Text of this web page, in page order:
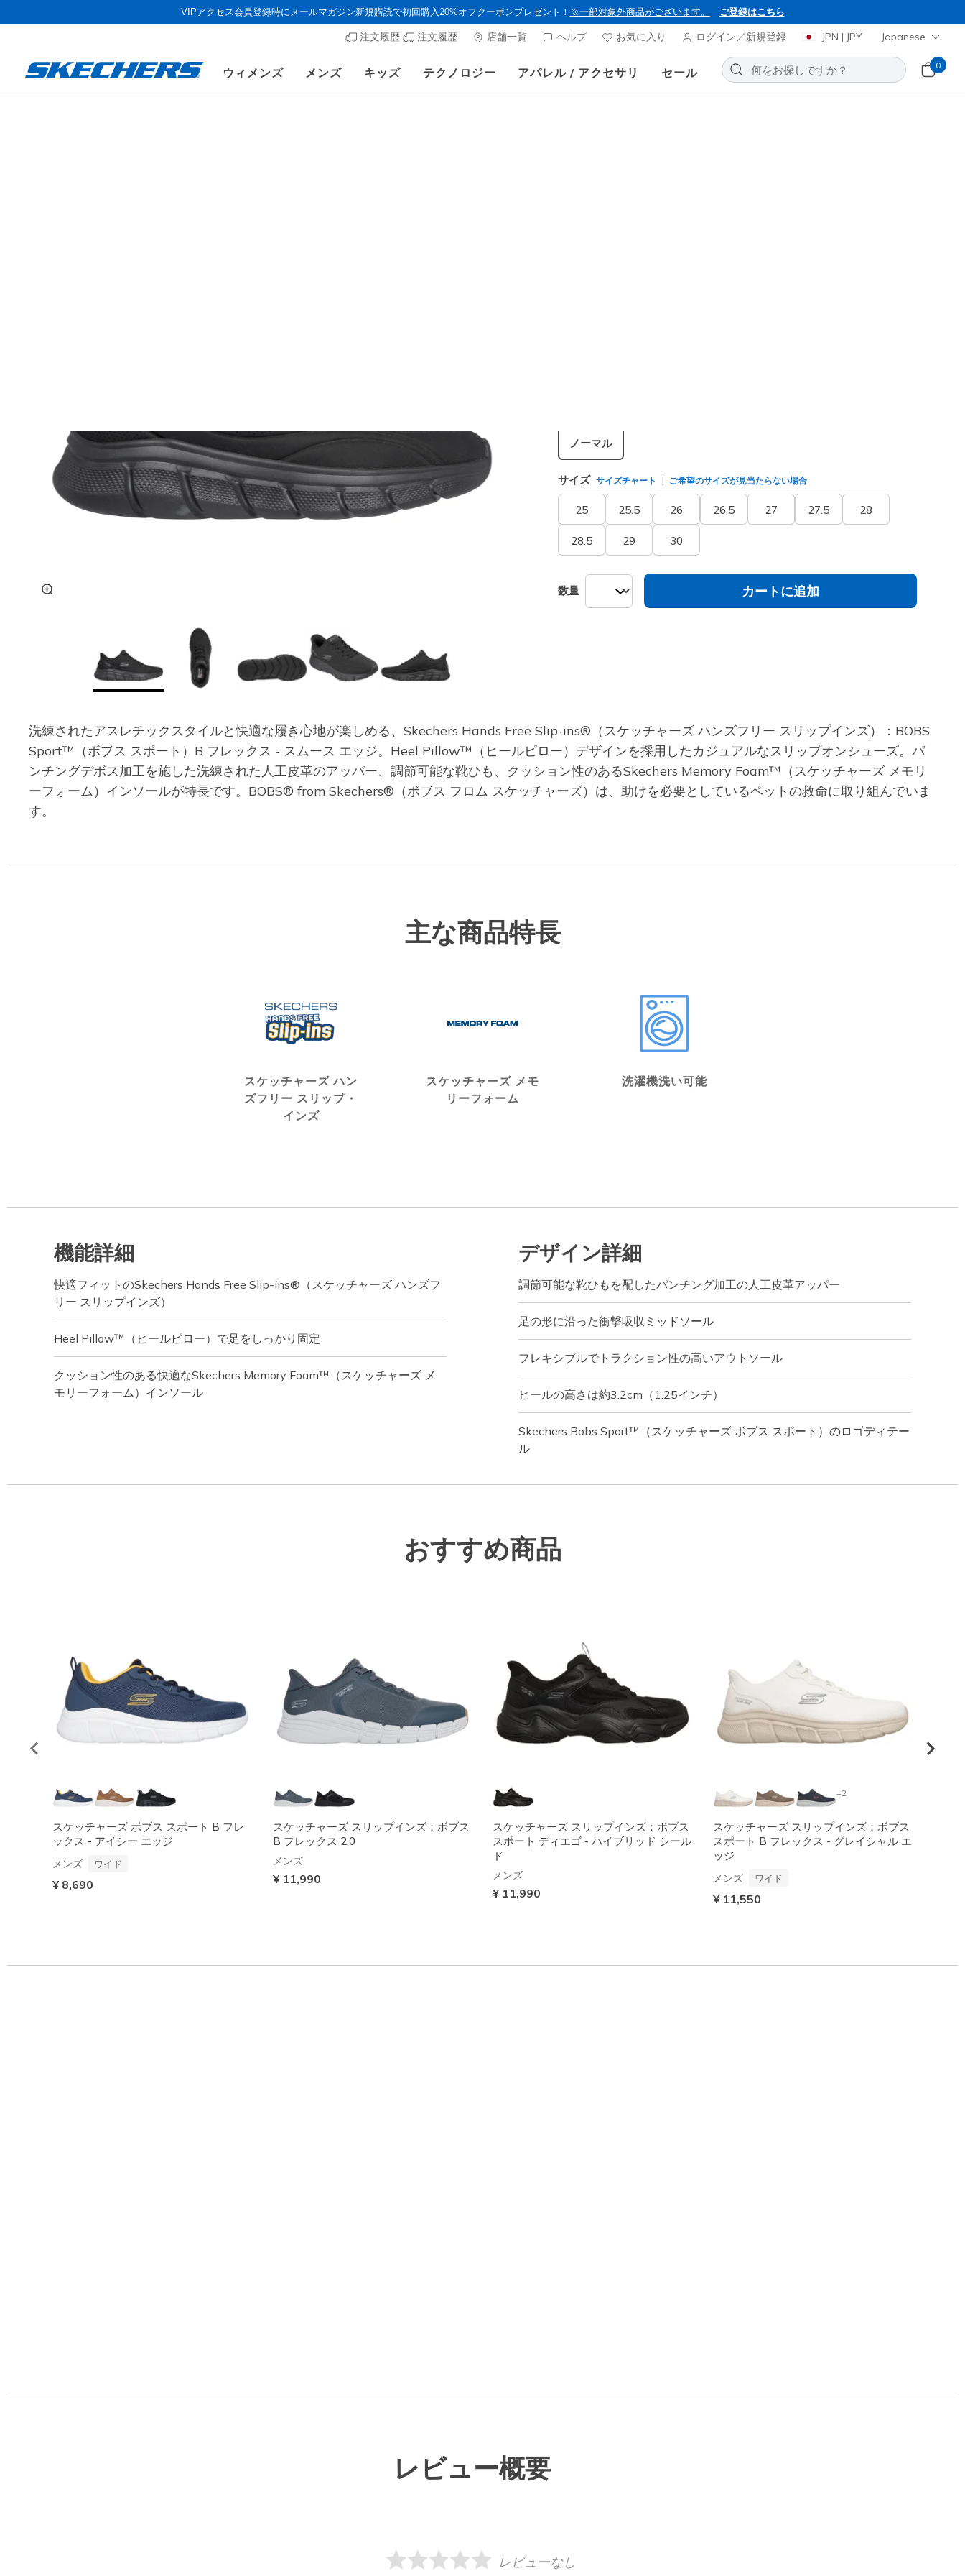
VIPアクセス会員登録時にメールマガジン新規購読で初回購入20%オフクーポンプレゼント！ ※一部対象外商品がございます。 ご登録はこちら
注文履歴 注文履歴 店舗一覧 ヘルプ お気に入り ログイン／新規登録 JPN | JPY Japanese
ウィメンズ メンズ キッズ テクノロジー アパレル / アクセサリ セール
0
ノーマル
サイズ サイズチャート ご希望のサイズが見当たらない場合
25 25.5 26 26.5 27 27.5 28
28.5 29 30
数量 カートに追加
洗練されたアスレチックスタイルと快適な履き心地が楽しめる、Skechers Hands Free Slip-ins®（スケッチャーズ ハンズフリー スリップインズ）：BOBS
Sport™（ボブス スポート）B フレックス - スムース エッジ。Heel Pillow™（ヒールピロー）デザインを採用したカジュアルなスリップオンシューズ。パ
ンチングデボス加工を施した洗練された人工皮革のアッパー、調節可能な靴ひも、クッション性のあるSkechers Memory Foam™（スケッチャーズ メモリ
ーフォーム）インソールが特長です。BOBS® from Skechers®（ボブス フロム スケッチャーズ）は、助けを必要としているペットの救命に取り組んでいま
す。
主な商品特長
スケッチャーズ ハン
ズフリー スリップ・
インズ
スケッチャーズ メモ
リーフォーム
洗濯機洗い可能
機能詳細
快適フィットのSkechers Hands Free Slip-ins®（スケッチャーズ ハンズフ
リー スリップインズ）
Heel Pillow™（ヒールピロー）で足をしっかり固定
クッション性のある快適なSkechers Memory Foam™（スケッチャーズ メ
モリーフォーム）インソール
デザイン詳細
調節可能な靴ひもを配したパンチング加工の人工皮革アッパー
足の形に沿った衝撃吸収ミッドソール
フレキシブルでトラクション性の高いアウトソール
ヒールの高さは約3.2cm（1.25インチ）
Skechers Bobs Sport™（スケッチャーズ ボブス スポート）のロゴディテー
ル
おすすめ商品
スケッチャーズ ボブス スポート B フレ
ックス - アイシー エッジ
メンズ ワイド
¥ 8,690
スケッチャーズ スリップインズ：ボブス
B フレックス 2.0
メンズ
¥ 11,990
スケッチャーズ スリップインズ：ボブス
スポート ディエゴ - ハイブリッド シール
ド
メンズ
¥ 11,990
+2
スケッチャーズ スリップインズ：ボブス
スポート B フレックス - グレイシャル エ
ッジ
メンズ ワイド
¥ 11,550
レビュー概要
レビューなし